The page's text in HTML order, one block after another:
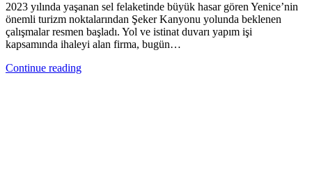
2023 yılında yaşanan sel felaketinde büyük hasar gören Yenice’nin
önemli turizm noktalarından Şeker Kanyonu yolunda beklenen
çalışmalar resmen başladı. Yol ve istinat duvarı yapım işi
kapsamında ihaleyi alan firma, bugün…
Continue reading